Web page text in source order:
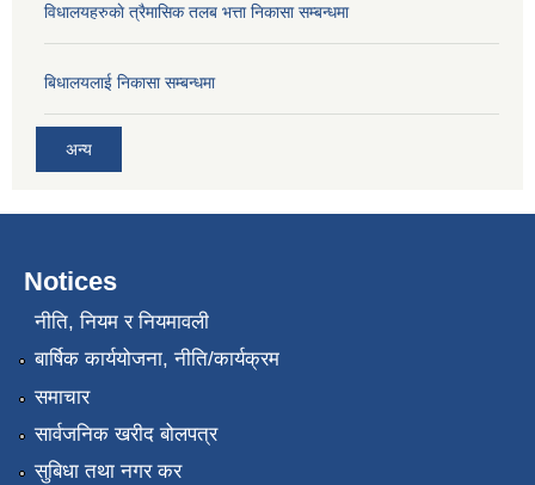
विधालयहरुकाे त्रैमासिक तलब भत्ता निकासा सम्बन्धमा
बिधालयलाई निकासा सम्बन्धमा
अन्य
Notices
नीति, नियम र नियमावली
बार्षिक कार्ययोजना, नीति/कार्यक्रम
समाचार
सार्वजनिक खरीद बोलपत्र
सुबिधा तथा नगर कर